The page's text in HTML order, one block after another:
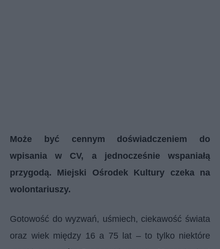
Może być cennym doświadczeniem do
wpisania w CV, a jednocześnie wspaniałą
przygodą. Miejski Ośrodek Kultury czeka na
wolontariuszy.
Gotowość do wyzwań, uśmiech, ciekawość świata
oraz wiek między 16 a 75 lat – to tylko niektóre